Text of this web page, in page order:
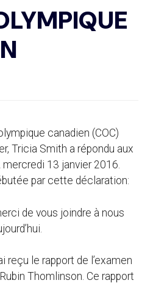
canadien (COC)
Tricia Smith a répondu aux
13 janvier 2016.
par cette déclaration:
de vous joindre à nous
reçu le rapport de l’examen
Thomlinson. Ce rapport